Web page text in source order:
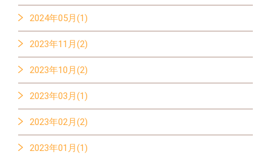
2024年05月(1)
2023年11月(2)
2023年10月(2)
2023年03月(1)
2023年02月(2)
2023年01月(1)